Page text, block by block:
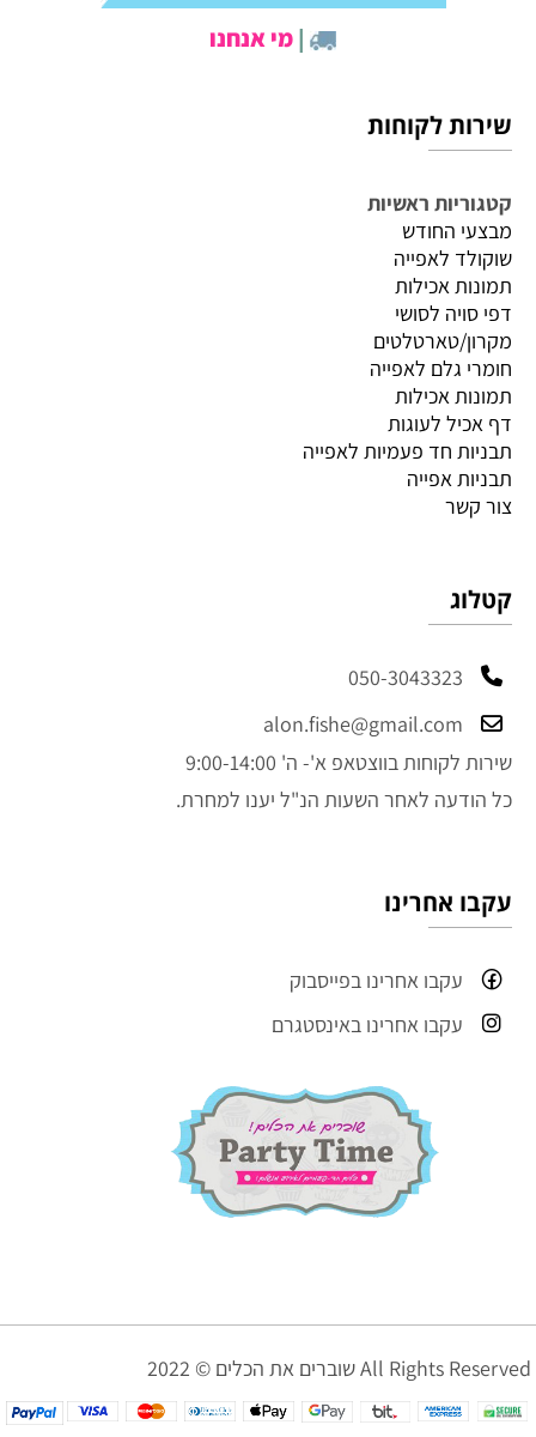
|מי אנחנו
שירות לקוחות
קטגוריות ראשיות
מבצעי החודש
שוקולד לאפייה
תמונות אכילות
דפי סויה לסושי
מקרון/טארטלטים
חומרי גלם לאפייה
תמונות אכילות
דף אכיל לעוגות
תבניות חד פעמיות לאפייה
תבניות אפייה
צור קשר
קטלוג
050-3043323
alon.fishe@gmail.com
שירות לקוחות בווצטאפ א'- ה' 9:00-14:00
כל הודעה לאחר השעות הנ"ל יענו למחרת.
עקבו אחרינו
עקבו אחרינו בפייסבוק
עקבו אחרינו באינסטגרם
שוברים את הכלים © 2022 All Rights Reserved